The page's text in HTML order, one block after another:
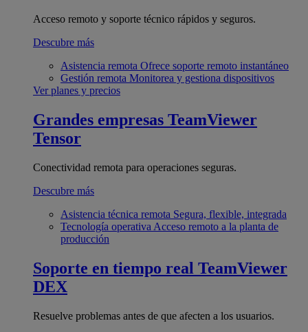
Acceso remoto y soporte técnico rápidos y seguros.
Descubre más
Asistencia remota Ofrece soporte remoto instantáneo
Gestión remota Monitorea y gestiona dispositivos
Ver planes y precios
Grandes empresas TeamViewer
Tensor
Conectividad remota para operaciones seguras.
Descubre más
Asistencia técnica remota Segura, flexible, integrada
Tecnología operativa Acceso remoto a la planta de
producción
Soporte en tiempo real TeamViewer
DEX
Resuelve problemas antes de que afecten a los usuarios.